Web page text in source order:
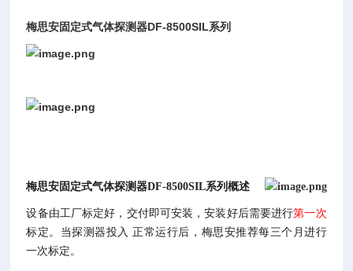
梅思安固定式气体探测器DF-8500SIL系列
梅思安固定式气体探测器DF-8500SIL系列概述
设备由工厂标定好，交付即可安装，安装好后需要进行第一次
标定。当探测器投入 正常运行后，梅思安推荐每三个 月进行
一次标定。